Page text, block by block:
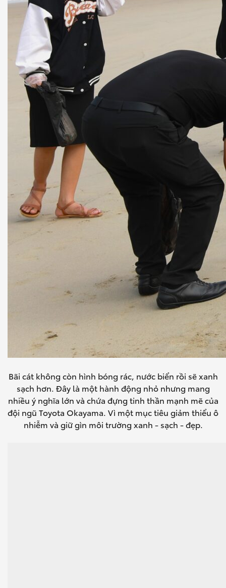
Bãi cát không còn hình bóng rác, nước biển rồi sẽ xanh
sạch hơn. Đây là một hành động nhỏ nhưng mang
nhiều ý nghĩa lớn và chứa đựng tinh thần mạnh mẽ của
đội ngũ Toyota Okayama. Vì một mục tiêu giảm thiểu ô
nhiễm và giữ gìn môi trường xanh - sạch - đẹp.